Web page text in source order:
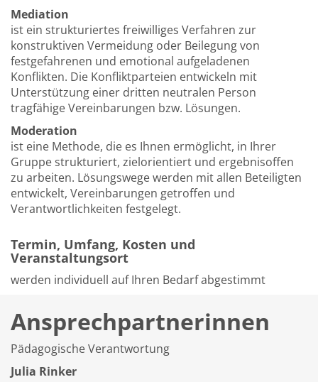
Mediation
ist ein strukturiertes freiwilliges Verfahren zur
konstruktiven Vermeidung oder Beilegung von
festgefahrenen und emotional aufgeladenen
Konflikten. Die Konfliktparteien entwickeln mit
Unterstützung einer dritten neutralen Person
tragfähige Vereinbarungen bzw. Lösungen.
Moderation
ist eine Methode, die es Ihnen ermöglicht, in Ihrer
Gruppe strukturiert, zielorientiert und ergebnisoffen
zu arbeiten. Lösungswege werden mit allen Beteiligten
entwickelt, Vereinbarungen getroffen und
Verantwortlichkeiten festgelegt.
Termin, Umfang, Kosten und
Veranstaltungsort
werden individuell auf Ihren Bedarf abgestimmt
Ansprechpartnerinnen
Pädagogische Verantwortung
Julia Rinker